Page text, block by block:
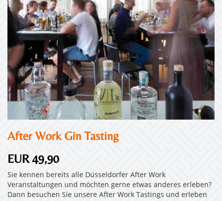
After Work Gin Tasting
EUR 49,90
Sie kennen bereits alle Düsseldorfer After Work
Veranstaltungen und möchten gerne etwas anderes erleben?
Dann besuchen Sie unsere After Work Tastings und erleben